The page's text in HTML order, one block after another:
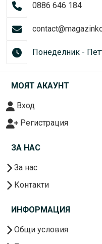
0886 646 184
Понеделник -
МОЯТ АКАУНТ
Вход
Регистрация
ЗА НАС
За нас
Контакти
ИНФОРМАЦИЯ
Общи условия